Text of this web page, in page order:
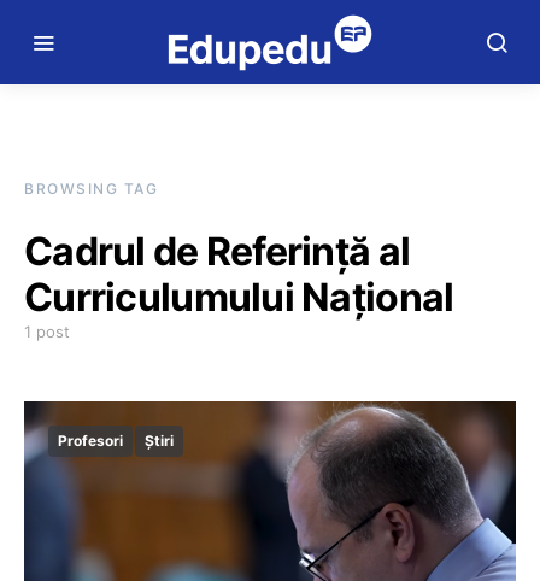
BROWSING TAG
Cadrul de Referință al
Curriculumului Național
1 post
Profesori Știri